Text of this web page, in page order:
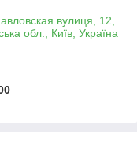
вулиця, 12,
обл., Київ, Україна